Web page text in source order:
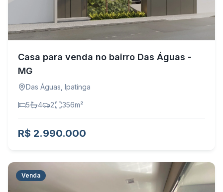
Casa para venda no bairro Das Águas -
MG
Das Águas Ipatinga
5 4 2 356m²
R$ 2.990.000
Venda